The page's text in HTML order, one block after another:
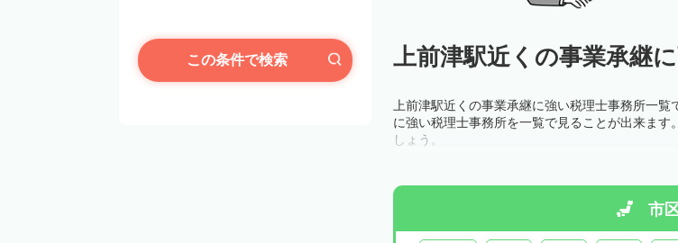
この条件で検索 上前津駅近くの事業承継
上前津駅近くの事業承継に強い税理士事務所一
に強い税理士事務所を一覧で見ることが出来ま
しょう。
市